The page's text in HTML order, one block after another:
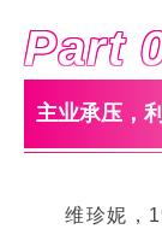
Part
主业承压，
维珍妮，